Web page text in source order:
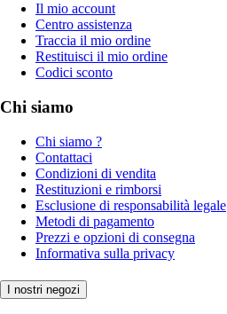
Il mio account
Centro assistenza
Traccia il mio ordine
Restituisci il mio ordine
Codici sconto
Chi siamo
Chi siamo ?
Contattaci
Condizioni di vendita
Restituzioni e rimborsi
Esclusione di responsabilità legale
Metodi di pagamento
Prezzi e opzioni di consegna
Informativa sulla privacy
I nostri negozi